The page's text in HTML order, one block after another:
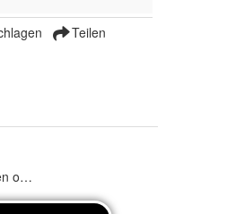
Teilen
100 cm, 110 cm, 120 cm, 130 cm, 140 cm, 150 cm, 160 cm, 170 cm, 180 cm und 190 cm
oak, Sheffield oak, Pine wood,